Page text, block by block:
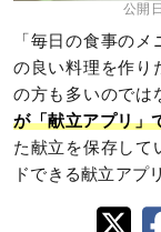
公開
「毎日の食事の
の良い料理を作り
の方も多いのでは
が「献立アプリ」
た献立を保存して
ドできる献立アプ